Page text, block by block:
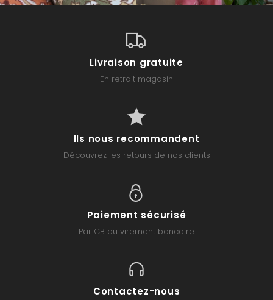
Livraison gratuite
En retrait magasin
Ils nous recommandent
Découvrez les retours de nos clients
Paiement sécurisé
Par CB ou virement bancaire
Contactez-nous